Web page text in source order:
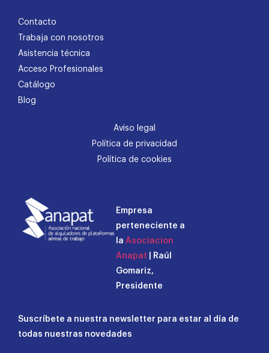
Contacto
Trabaja con nosotros
Asistencia técnica
Acceso Profesionales
Catálogo
Blog
Aviso legal
Política de privacidad
Política de cookies
Empresa
perteneciente a
la Asociacion
Anapat | Raúl
Gomariz,
Presidente
Suscríbete a nuestra newsletter para estar al día de
todas nuestras novedades